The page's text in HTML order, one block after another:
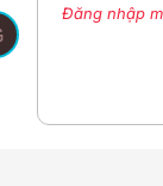
10
18
Nhúng thư
Màu chữ
Đăng nhập